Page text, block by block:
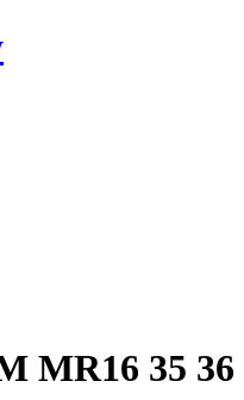
MR16 35 36